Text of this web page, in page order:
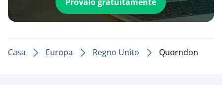
Casa Europa Regno Unito Quorndon